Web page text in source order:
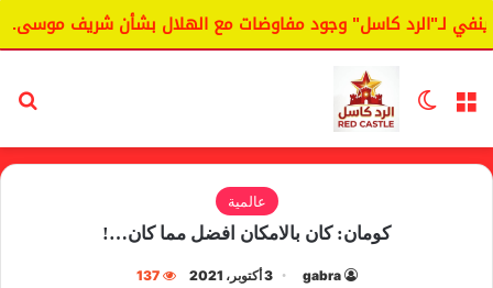
لـ"الرد كاسل" وجود مفاوضات مع الهلال بشأن شريف موسى.
القائمة الوضع المظلم
عالمية
كومان: كان بالامكان افضل مما كان…!
gabra 3 أكتوبر، 2021 137